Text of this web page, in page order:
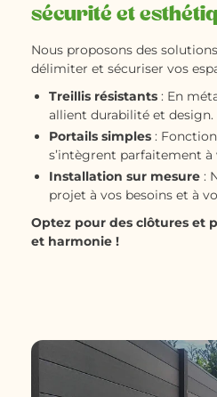
sécurité et
Nous proposons des
délimiter et sécuriser vos
Treillis résistants : En
allient durabilité et design.
Portails simples :
s’intègrent parfaitement
Installation sur mesure :
projet à vos besoins et à
Optez pour des clôtures et
et harmonie !